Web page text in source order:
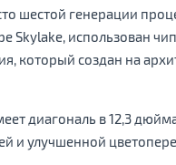
шестой генерации
Skylake, использован
который создан на
диагональ в 12,3
и улучшенной